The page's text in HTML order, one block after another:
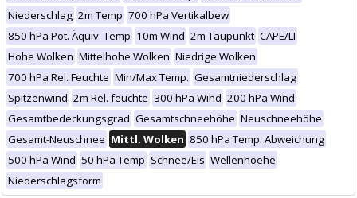
Niederschlag 2m Temp 700 hPa Vertikalbew
850 hPa Pot. Äquiv. Temp 10m Wind 2m Taupunkt CAPE/LI
Hohe Wolken Mittelhohe Wolken Niedrige Wolken
700 hPa Rel. Feuchte Min/Max Temp. Gesamtniederschlag
Spitzenwind 2m Rel. feuchte 300 hPa Wind 200 hPa Wind
Gesamtbedeckungsgrad Gesamtschneehöhe Neuschneehöhe
Gesamt-Neuschnee Mittl. Wolken 850 hPa Temp. Abweichung
500 hPa Wind 50 hPa Temp Schnee/Eis Wellenhoehe
Niederschlagsform